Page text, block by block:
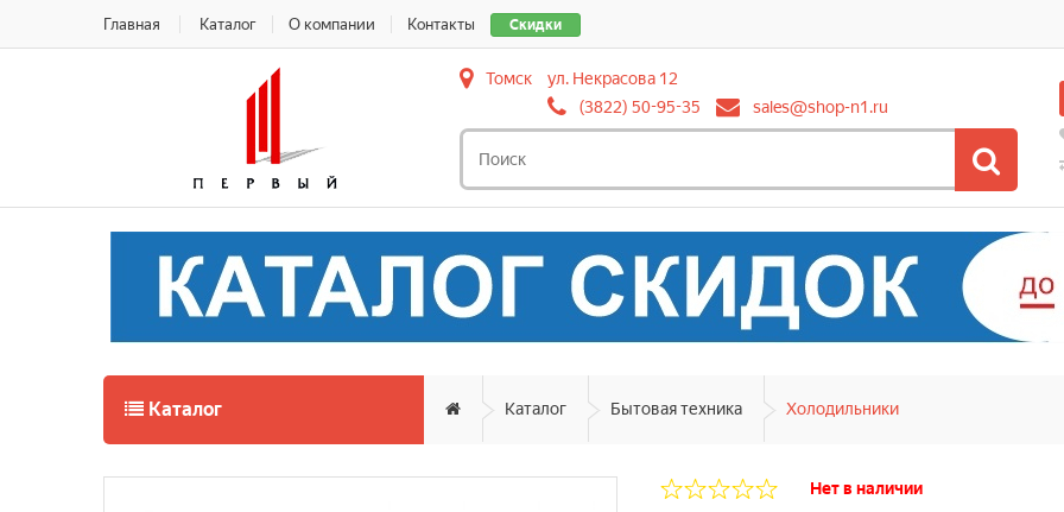
Скидки
Главная Каталог О компании Контакты
Томск
ул. Некрасова 12
(3822) 50-95-35
sales@shop-n1.ru
Каталог Каталог Бытовая техника Холодильники
Нет в наличии